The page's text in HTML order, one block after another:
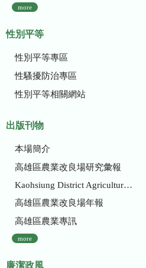
more
性別平等
性別平等專區
性騷擾防治專區
性別平等相關網站
出版刊物
本場簡介
高雄區農業改良場研究彙報
Kaohsiung District Agricultural Research and Extension Station
高雄區農業改良場年報
高雄區農業專訊
more
廉潔政風